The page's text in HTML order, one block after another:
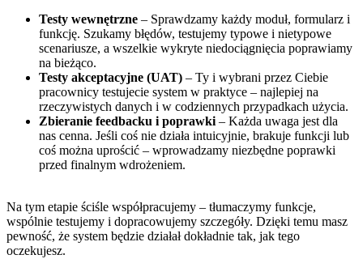
Testy wewnętrzne – Sprawdzamy każdy moduł, formularz i
funkcję. Szukamy błędów, testujemy typowe i nietypowe
scenariusze, a wszelkie wykryte niedociągnięcia poprawiamy
na bieżąco.
Testy akceptacyjne (UAT) – Ty i wybrani przez Ciebie
pracownicy testujecie system w praktyce – najlepiej na
rzeczywistych danych i w codziennych przypadkach użycia.
Zbieranie feedbacku i poprawki– Każda uwaga jest dla
nas cenna. Jeśli coś nie działa intuicyjnie, brakuje funkcji lub
coś można uprościć – wprowadzamy niezbędne poprawki
przed finalnym wdrożeniem.
Na tym etapie ściśle współpracujemy – tłumaczymy funkcje,
wspólnie testujemy i dopracowujemy szczegóły. Dzięki temu masz
pewność, że system będzie działał dokładnie tak, jak tego
oczekujesz.